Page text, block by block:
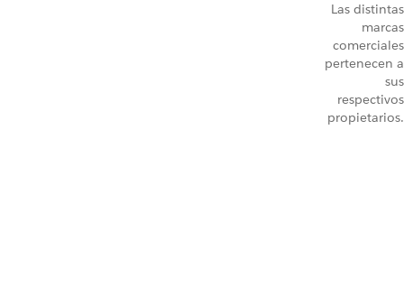
Las distintas
marcas
comerciales
pertenecen a
sus
respectivos
propietarios.